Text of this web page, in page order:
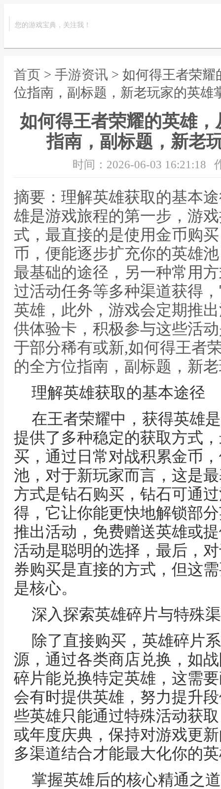
您的游戏宝典，关注我！
首页 > 手游资讯 > 如何得王者荣
位指南，副标题，新老玩家的英雄
如何得王者荣耀的英雄
指南，副标题，新老
时间：2026-06-03 16:21:18
摘要：理解英雄获取的基本
雄是游戏旅程的第一步，游
式，最直接的是使用金币购
币，便能逐步扩充你的英雄
最基础的途径，另一种常用
过活动任务等多种渠道获得
英雄，此外，游戏会定期推
供体验卡，积极参与这些活
于部分稀有或新,如何得王者
的全方位指南，副标题，新
理解英雄获取的基本途径
在王者荣耀中，获得英雄
提供了多种稳定的获取方式
买，通过日常对战积累金币
池，对于新玩家而言，这是
方式是钻石购买，钻石可通
得，它让你能更快地解锁部
推出活动，免费赠送英雄或
活动是聪明的选择，最后，
券购买是直接的方式，但这
是核心。
深入探索英雄碎片与特殊
除了直接购买，英雄碎片
源，通过各类商店兑换，如
碎片能兑换特定英雄，这需
会有时提供英雄，努力提升
些英雄只能通过特殊活动获
或年度庆典，保持对游戏更
多渠道结合才能最大化你的
掌握英雄后的核心精通之道